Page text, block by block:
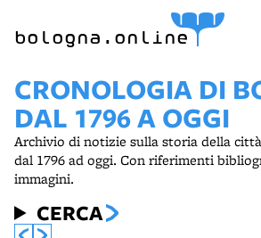
bologna.online
CRONOLOGIA DI
DAL 1796 A OGGI
Archivio di notizie sulla storia della
dal 1796 ad oggi. Con riferimenti
immagini.
CERCA